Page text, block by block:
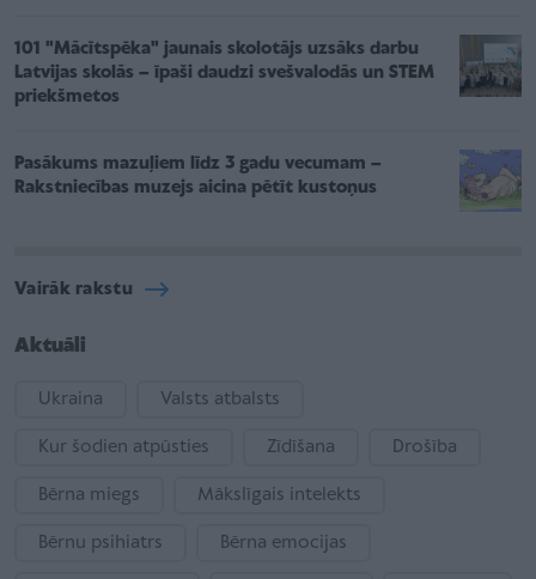
101 "Mācītspēka" jaunais skolotājs uzsāks darbu
Latvijas skolās – īpaši daudzi svešvalodās un STEM
priekšmetos
Pasākums mazuļiem līdz 3 gadu vecumam –
Rakstniecības muzejs aicina pētīt kustoņus
Vairāk rakstu
Aktuāli
Ukraina Valsts atbalsts
Kur šodien atpūsties Zīdīšana Drošība
Bērna miegs Mākslīgais intelekts
Bērnu psihiatrs Bērna emocijas